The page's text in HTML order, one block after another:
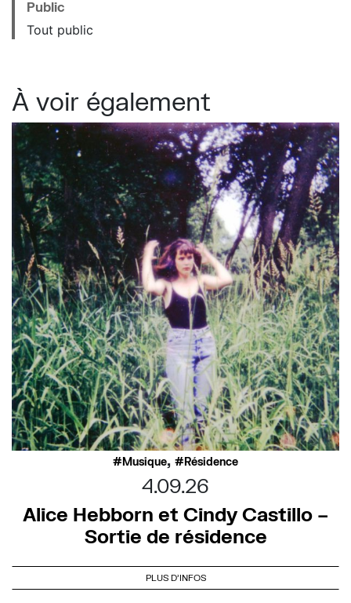
Public
Tout public
À voir également
Musique, Résidence
4.09.26
Alice Hebborn et Cindy Castillo –
Sortie de résidence
PLUS D'INFOS